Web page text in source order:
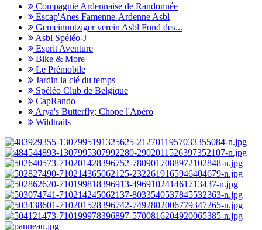
Compagnie Ardennaise de Randonnée
Escap'Anes Famenne-Ardenne Asbl
Gemeinnütziger verein Asbl Fond des...
Asbl Spéléo-J
Esprit Aventure
Bike & More
Le Prémobile
Jardin la clé du temps
Spéléo Club de Belgique
CapRando
Arya's Butterfly; Chope l'Apéro
Wildtrails